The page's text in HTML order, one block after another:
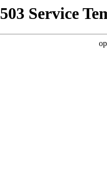
503 Service